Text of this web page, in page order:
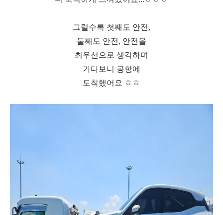
그럴수록 첫째도 안전,
둘째도 안전, 안전을
최우선으로 생각하며
가다보니 공항에
도착했어요 ㅎㅎ